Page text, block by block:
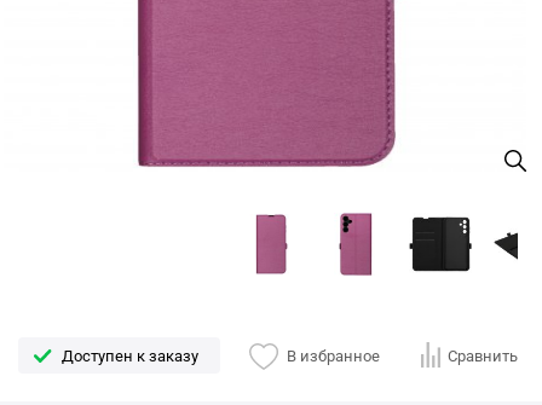
Доступен к заказу В избранное Сравнить